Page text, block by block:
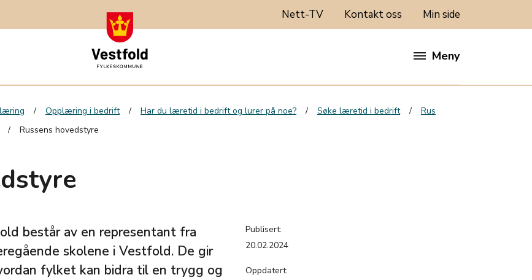
Nett-TV Kontakt oss Min side
Meny
Opplæring i bedrift Har du læretid i bedrift og lurer på noe? Søke læretid i bedrift
Rus
Russens hovedstyre
består av en representant fra
skolene i Vestfold. De gir
fylket kan bidra til en trygg og
Publisert:
20.02.2024
Oppdatert: